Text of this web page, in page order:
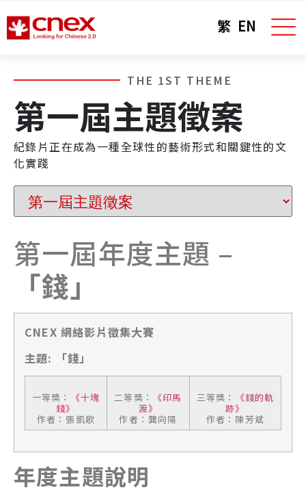
繁 EN
THE 1ST THEME
第一屆主題徵案
紀錄片正在成為一種全球性的藝術形式和關鍵性的文
化實踐
第一屆年度主題 –
「錢」
CNEX 網絡影片徵集大賽
主題: 「錢」
一等獎：
《十塊
錢》
作者：張凱歌
二等獎：
《印馬
渡》
作者：龔向陽
三等獎：
《錢的軌
跡》
作者：陳芳斌
年度主題說明